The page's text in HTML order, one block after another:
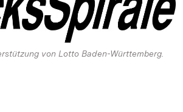
von Lotto Baden-Württemberg.